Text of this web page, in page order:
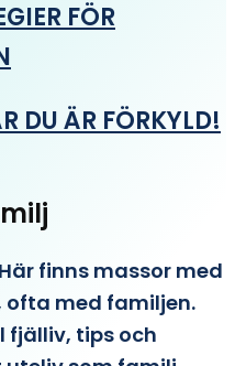
FÖR
DU ÄR FÖRKYLD!
finns massor med
med familjen.
fjälliv, tips och